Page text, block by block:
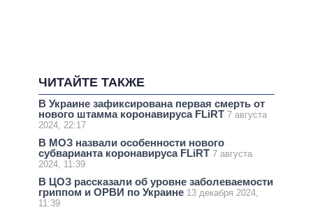
ЧИТАЙТЕ ТАКЖЕ
В Украине зафиксирована первая смерть от
нового штамма коронавируса FLiRT 7 августа
2024, 22:17
В МОЗ назвали особенности нового
субварианта коронавируса FLiRT 7 августа
2024, 11:39
В ЦОЗ рассказали об уровне заболеваемости
гриппом и ОРВИ по Украине 13 декабря 2024,
11:39